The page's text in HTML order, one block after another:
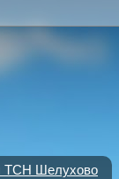
ТСН Шелухово